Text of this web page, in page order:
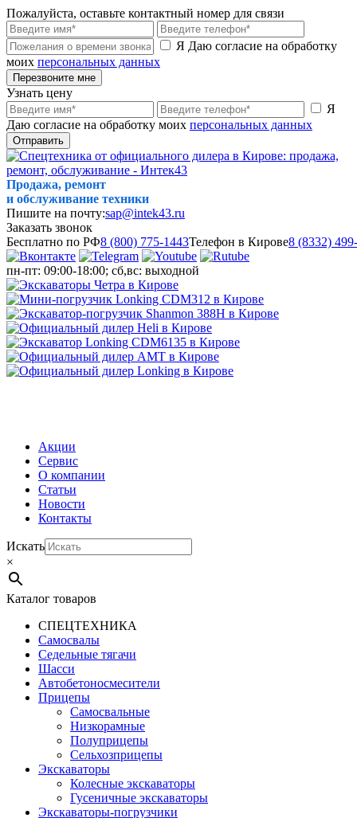
Пожалуйста, оставьте контактный номер для связи
Я Даю согласие на обработку
моих персональных данных
Перезвоните мне
Узнать цену
Я
Даю согласие на обработку моих персональных данных
Отправить
Продажа, ремонт
и обслуживание техники
Пишите на почту:sap@intek43.ru
Заказать звонок
Бесплатно по РФ8 (800) 775-1443Телефон в Кирове8 (8332)
пн-пт: 09:00-18:00; сб,вс: выходной
Акции
Сервис
О компании
Статьи
Новости
Контакты
Искать
×
Каталог товаров
СПЕЦТЕХНИКА
Самосвалы
Седельные тягачи
Шасси
Автобетоно­смесители
Прицепы
Самосвальные
Низкорамные
Полуприцепы
Сельхозприцепы
Экскаваторы
Колесные экскаваторы
Гусеничные экскаваторы
Экскаваторы-погрузчики